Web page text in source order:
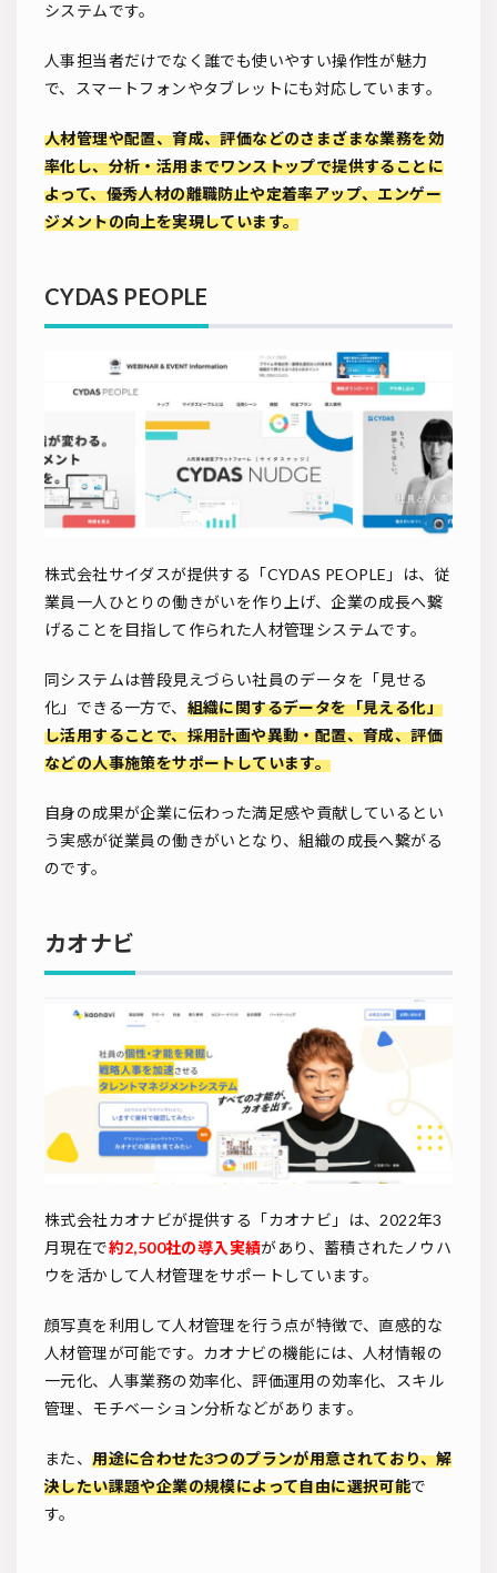
システムです。
人事担当者だけでなく誰でも使いやすい操作性が魅力
で、スマートフォンやタブレットにも対応しています。
人材管理や配置、育成、評価などのさまざまな業務を効
率化し、分析・活用までワンストップで提供することに
よって、優秀人材の離職防止や定着率アップ、エンゲー
ジメントの向上を実現しています。
CYDAS PEOPLE
株式会社サイダスが提供する「CYDAS PEOPLE」は、従
業員一人ひとりの働きがいを作り上げ、企業の成長へ繋
げることを目指して作られた人材管理システムです。
同システムは普段見えづらい社員のデータを「見せる
化」できる一方で、 組織に関するデータを「見える化」
し活用することで、採用計画や異動・配置、育成、評価
などの人事施策をサポートしています。
自身の成果が企業に伝わった満足感や貢献しているとい
う実感が従業員の働きがいとなり、組織の成長へ繋がる
のです。
カオナビ
株式会社カオナビが提供する「カオナビ」は、2022年3
月現在で約2,500社の導入実績があり、蓄積されたノウハ
ウを活かして人材管理をサポートしています。
顔写真を利用して人材管理を行う点が特徴で、直感的な
人材管理が可能です。カオナビの機能には、人材情報の
一元化、人事業務の効率化、評価運用の効率化、スキル
管理、モチベーション分析などがあります。
また、用途に合わせた3つのプランが用意されており、解
決したい課題や企業の規模によって自由に選択可能で
す。